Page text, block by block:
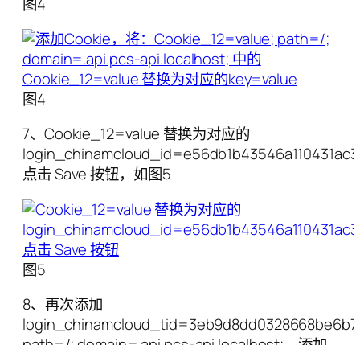
图4
7、Cookie_12=value 替换为对应的
点击 Save 按钮，如图5
图5
8、再次添加